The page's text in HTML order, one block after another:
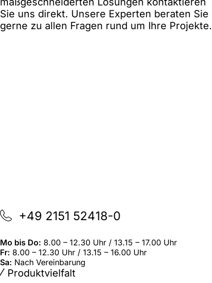
Sie uns direkt. Unsere Experten beraten Sie
gerne zu allen Fragen rund um Ihre Projekte.
+49 2151 52418-0
Mo bis Do: 8.00 – 12.30 Uhr / 13.15 – 17.00 Uhr
Fr: 8.00 – 12.30 Uhr / 13.15 – 16.00 Uhr
Sa: Nach Vereinbarung
Produktvielfalt